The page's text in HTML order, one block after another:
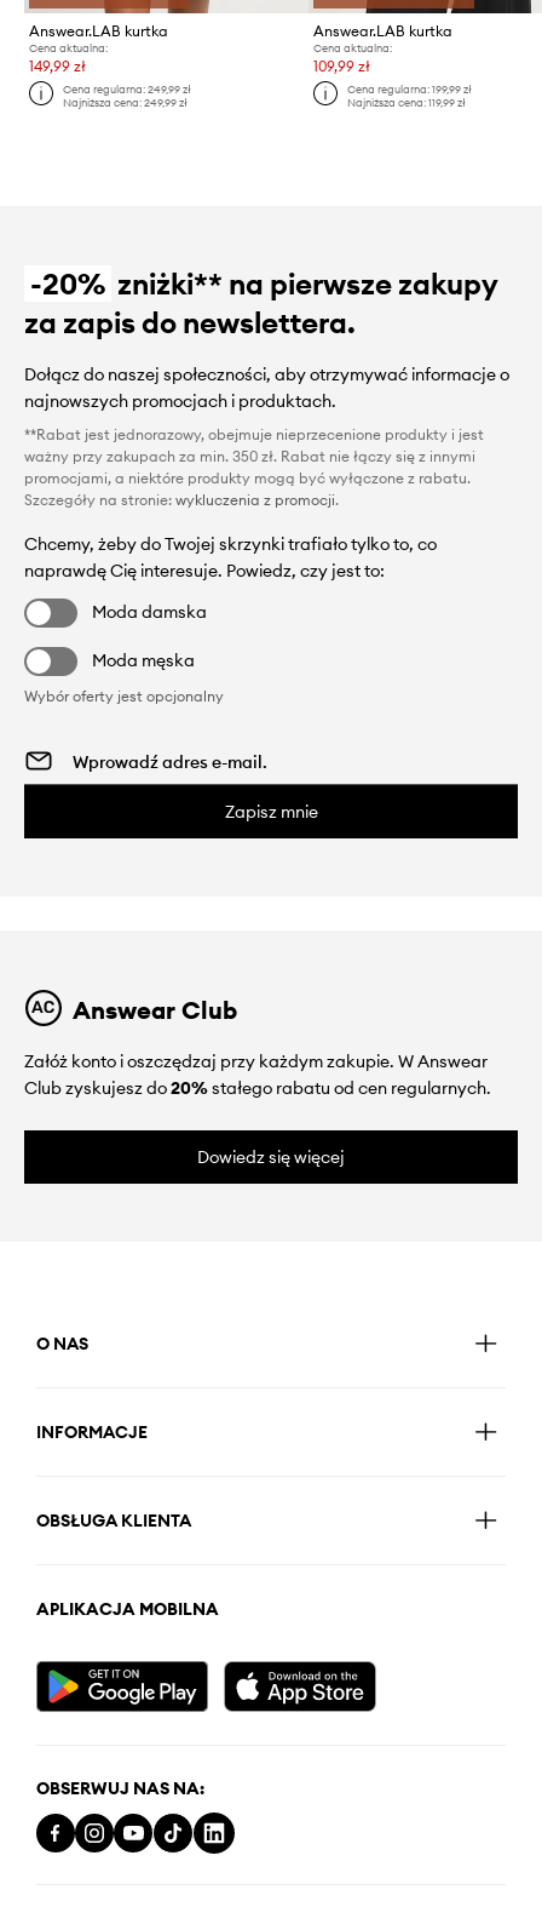
Answear.LAB kurtka
Cena aktualna:
149,99 zł
Cena regularna:249,99 zł
Najniższa cena:249,99 zł
Answear.LAB kurtka
Cena aktualna:
109,99 zł
Cena regularna: 199,99 zł
Najniższa cena: 119,99 zł
-20% zniżki** na pierwsze zakupy
za zapis do newslettera.
Dołącz do naszej społeczności, aby otrzymywać informacje o
najnowszych promocjach i produktach.
**Rabat jest jednorazowy, obejmuje nieprzecenione produkty i jest
ważny przy zakupach za min. 350 zł. Rabat nie łączy się z innymi
promocjami, a niektóre produkty mogą być wyłączone z rabatu.
Szczegóły na stronie: wykluczenia z promocji.
Chcemy, żeby do Twojej skrzynki trafiało tylko to, co
naprawdę Cię interesuje. Powiedz, czy jest to:
Moda damska
Moda męska
Wybór oferty jest opcjonalny
Zapisz mnie
Answear Club
Załóż konto i oszczędzaj przy każdym zakupie. W Answear
Club zyskujesz do20%stałego rabatu od cen regularnych.
Dowiedz się więcej
O NAS
INFORMACJE
OBSŁUGA KLIENTA
APLIKACJA MOBILNA
OBSERWUJ NAS NA: